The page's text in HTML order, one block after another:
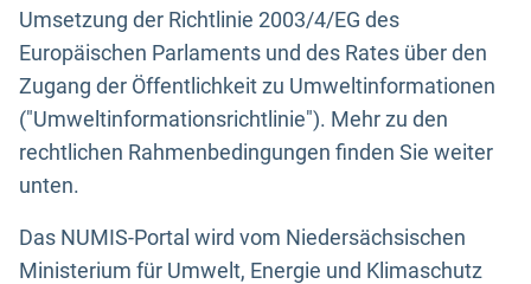
Umsetzung der Richtlinie 2003/4/EG des
Europäischen Parlaments und des Rates über den
Zugang der Öffentlichkeit zu Umweltinformationen
("Umweltinformationsrichtlinie"). Mehr zu den
rechtlichen Rahmenbedingungen finden Sie weiter
unten.
Das NUMIS-Portal wird vom Niedersächsischen
Ministerium für Umwelt, Energie und Klimaschutz